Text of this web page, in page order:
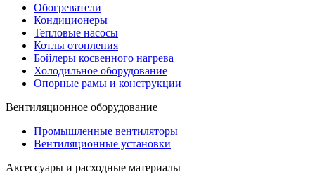
Обогреватели
Кондиционеры
Тепловые насосы
Котлы отопления
Бойлеры косвенного нагрева
Холодильное оборудование
Опорные рамы и конструкции
Вентиляционное оборудование
Промышленные вентиляторы
Вентиляционные установки
Аксессуары и расходные материалы